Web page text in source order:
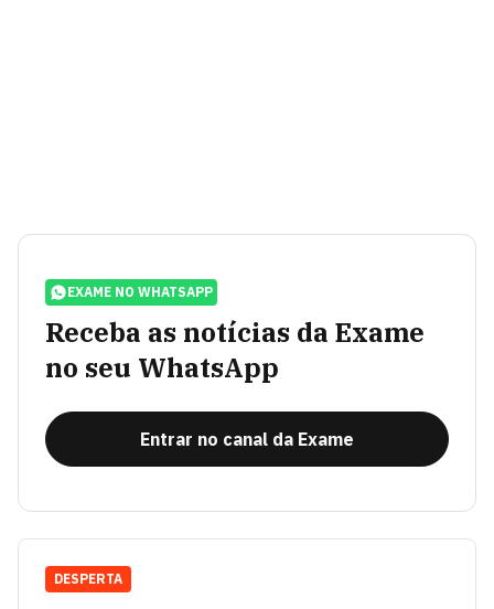
EXAME NO WHATSAPP
Receba as notícias da Exame
no seu WhatsApp
Entrar no canal da Exame
DESPERTA